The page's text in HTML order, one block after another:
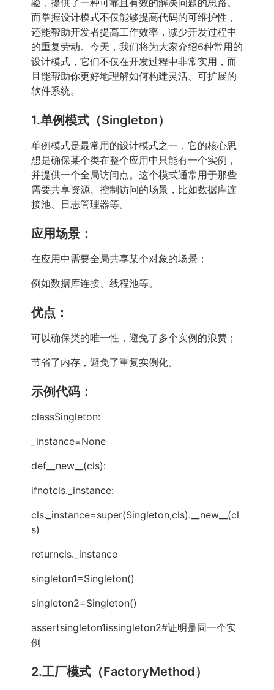
验，提供了一种可靠且有效的解决问题的思路。
而掌握设计模式不仅能够提高代码的可维护性，
还能帮助开发者提高工作效率，减少开发过程中
的重复劳动。今天，我们将为大家介绍6种常用的
设计模式，它们不仅在开发过程中非常实用，而
且能帮助你更好地理解如何构建灵活、可扩展的
软件系统。
1.单例模式（Singleton）
单例模式是最常用的设计模式之一，它的核心思
想是确保某个类在整个应用中只能有一个实例，
并提供一个全局访问点。这个模式通常用于那些
需要共享资源、控制访问的场景，比如数据库连
接池、日志管理器等。
应用场景：
在应用中需要全局共享某个对象的场景；
例如数据库连接、线程池等。
优点：
可以确保类的唯一性，避免了多个实例的浪费；
节省了内存，避免了重复实例化。
示例代码：
classSingleton:
_instance=None
def__new__(cls):
ifnotcls._instance:
cls._instance=super(Singleton,cls).__new__(cl
s)
returncls._instance
singleton1=Singleton()
singleton2=Singleton()
assertsingleton1issingleton2#证明是同一个实
例
2.工厂模式（FactoryMethod）